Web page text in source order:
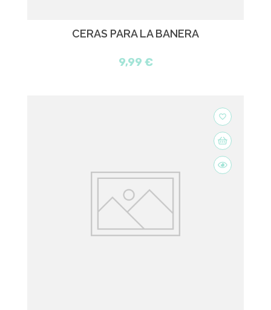
CERAS PARA LA BAÑERA
9,99 €
favorite_border